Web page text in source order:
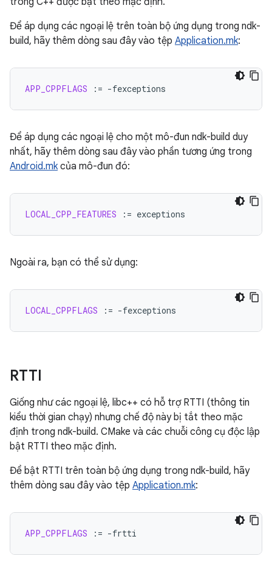
Để áp dụng các ngoại lệ trên toàn bộ ứng dụng trong ndk-
build, hãy thêm dòng sau đây vào tệp Application.mk:
APP_CPPFLAGS :=
Để áp dụng các ngoại lệ cho một mô-đun ndk-build duy
nhất, hãy thêm dòng sau đây vào phần tương ứng trong
Android.mkcủa mô-đun đó:
LOCAL_CPP_FEATURES :=
Ngoài ra, bạn có thể sử dụng:
LOCAL_CPPFLAGS :=
RTTI
Giống như các ngoại lệ, libc++ có hỗ trợ RTTI (thông tin
kiểu thời gian chạy) nhưng chế độ này bị tắt theo mặc
định trong ndk-build. CMake và các chuỗi công cụ độc lập
bật RTTI theo mặc định.
Để bật RTTI trên toàn bộ ứng dụng trong ndk-build, hãy
thêm dòng sau đây vào tệp Application.mk:
APP_CPPFLAGS :=